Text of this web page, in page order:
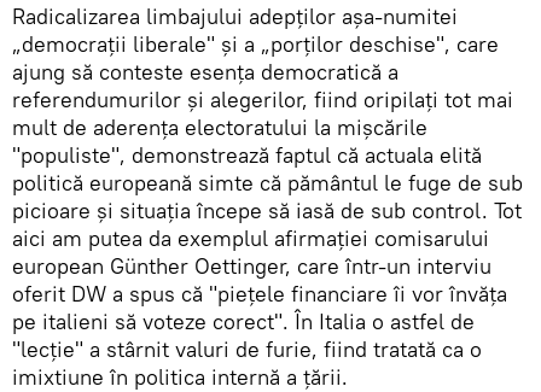
Radicalizarea limbajului adepților așa-numitei
„democrații liberale" și a „porților deschise", care
ajung să conteste esența democratică a
referendumurilor și alegerilor, fiind oripilați tot mai
mult de aderența electoratului la mișcările
"populiste", demonstrează faptul că actuala elită
politică europeană simte că pământul le fuge de sub
picioare și situația începe să iasă de sub control. Tot
aici am putea da exemplul afirmației comisarului
european Günther Oettinger, care într-un interviu
oferit DW a spus că "piețele financiare îi vor învăța
pe italieni să voteze corect". În Italia o astfel de
"lecție" a stârnit valuri de furie, fiind tratată ca o
imixtiune în politica internă a țării.